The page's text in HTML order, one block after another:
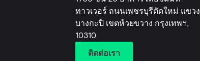
ทาวเวอร์ ถนนเพชรบุรีตัดใหม่ แขวง
บางกะปิ เขตห้วยขวาง กรุงเทพฯ,
10310
ติดต่อเรา